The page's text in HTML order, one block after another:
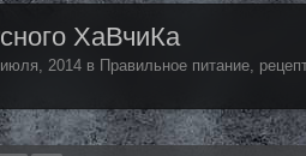
ХаВчиКа
2014в Правильное питание,